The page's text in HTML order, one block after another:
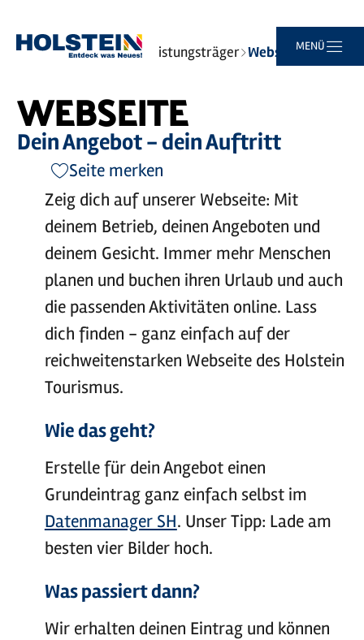
Hauptinhalt
Suche
Navigation
Footer
MENÜ
Sie
Startseite Business Leistungsträger Webseite
WEBSEITE
Dein Angebot - dein Auftritt
Seite merken
Zeig dich auf unserer Webseite: Mit
deinem Betrieb, deinen Angeboten und
deinem Gesicht. Immer mehr Menschen
planen und buchen ihren Urlaub und auch
die passenden Aktivitäten online. Lass
dich finden - ganz einfach auf der
reichweitenstarken Webseite des Holstein
Tourismus.
Wie das geht?
Erstelle für dein Angebot einen
Grundeintrag ganz einfach selbst im
Datenmanager SH. Unser Tipp: Lade am
besten vier Bilder hoch.
Was passiert dann?
Wir erhalten deinen Eintrag und können